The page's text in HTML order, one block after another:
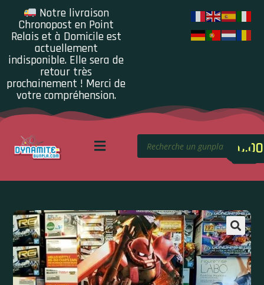
Notre livraison
Chronopost en Point
Relais et à Domicile est
actuellement
indisponible. Elle sera de
retour très
prochainement ! Merci de
votre compréhension.
0.00